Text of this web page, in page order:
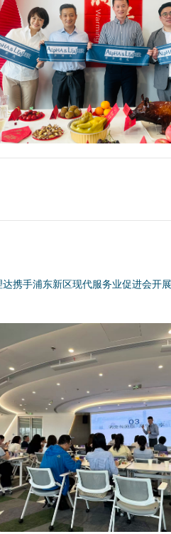
达携手浦东新区现代服务业促进会开